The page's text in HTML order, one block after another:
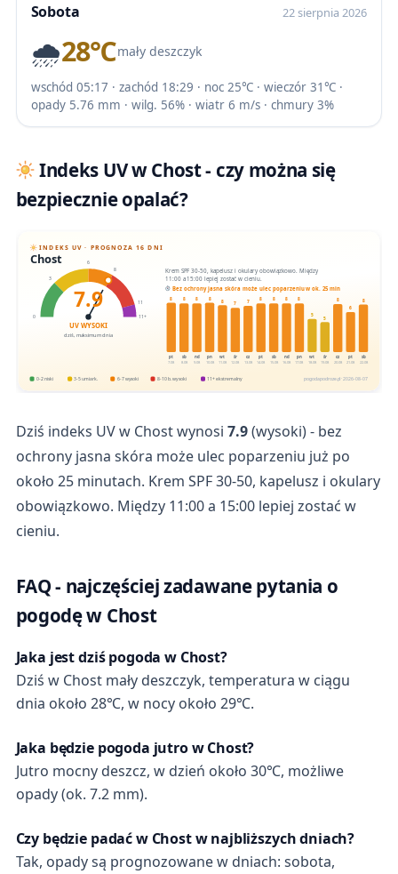
Sobota 22 sierpnia 2026
🌧️28℃mały deszczyk
wschód 05:17 · zachód 18:29 · noc 25℃ · wieczór 31℃ ·
opady 5.76 mm · wilg. 56% · wiatr 6 m/s · chmury 3%
Indeks UV w Chost - czy można się
bezpiecznie opalać?
INDEKS UV · PROGNOZA 16 DNI
Chost
0
3
6
8
11
11+
7.9
UV WYSOKI
dziś, maksimum dnia
Krem SPF 30-50, kapelusz i okulary obowiązkowo. Między
11:00 a 15:00 lepiej zostać w cieniu.
Bez ochrony jasna skóra może ulec poparzeniu w ok. 25 min
8
pt
7.08
8
sb
8.08
8
nd
8
pn
10.08
8
wt
11.08
7
śr
12.08
7
cz
13.08
8
pt
14.08
8
sb
15.08
8
nd
16.08
8
pn
17.08
5
wt
18.08
5
śr
19.08
8
cz
20.08
6
pt
21.08
8
sb
22.08
0-2 niski 3-5 umiark. 6-7 wysoki 8-10 b. wysoki 11+ ekstremalny pogodapodroze.pl · 2026-08-07
Dziś indeks UV w Chost wynosi 7.9(wysoki) - bez
ochrony jasna skóra może ulec poparzeniu już po
około 25 minutach. Krem SPF 30-50, kapelusz i okulary
obowiązkowo. Między 11:00 a 15:00 lepiej zostać w
cieniu.
FAQ - najczęściej zadawane pytania o
pogodę w Chost
Jaka jest dziś pogoda w Chost?
Dziś w Chost mały deszczyk, temperatura w ciągu
dnia około 28℃, w nocy około 29℃.
Jaka będzie pogoda jutro w Chost?
Jutro mocny deszcz, w dzień około 30℃, możliwe
opady (ok. 7.2 mm).
Czy będzie padać w Chost w najbliższych dniach?
Tak, opady są prognozowane w dniach: sobota,